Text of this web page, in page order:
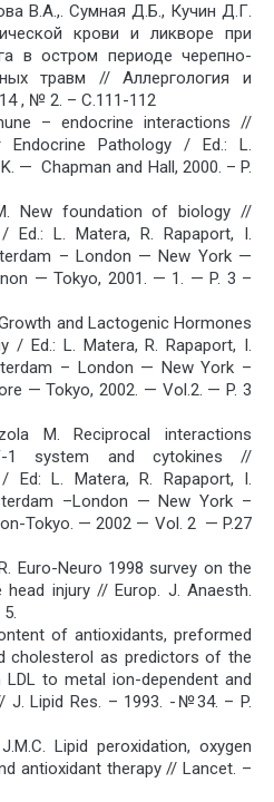
В.А.,. Сумная Д.Б., Кучин Д.Г.
крови и ликворе при
в остром периоде черепно-
травм // Аллергология и
, № 2. – С.111-112
– endocrine interactions //
Endocrine Pathology / Ed.: L.
— Chapman and Hall, 2000. – P.
New foundation of biology //
Ed.: L. Matera, R. Rapaport, I.
– London — New York —
— Tokyo, 2001. — 1. — P. 3 –
and Lactogenic Hormones
/ Ed.: L. Matera, R. Rapaport, I.
– London — New York –
— Tokyo, 2002. — Vol.2. — P. 3
M. Reciprocal interactions
1 system and cytokines //
Ed: L. Matera, R. Rapaport, I.
–London — New York –
Tokyo. — 2002 — Vol. 2 — P.27
Euro-Neuro 1998 survey on the
injury // Europ. J. Anaesth.
of antioxidants, preformed
cholesterol as predictors of the
to metal ion-dependent and
J. Lipid Res. – 1993. -№34. – P.
Lipid peroxidation, oxygen
antioxidant therapy // Lancet. –